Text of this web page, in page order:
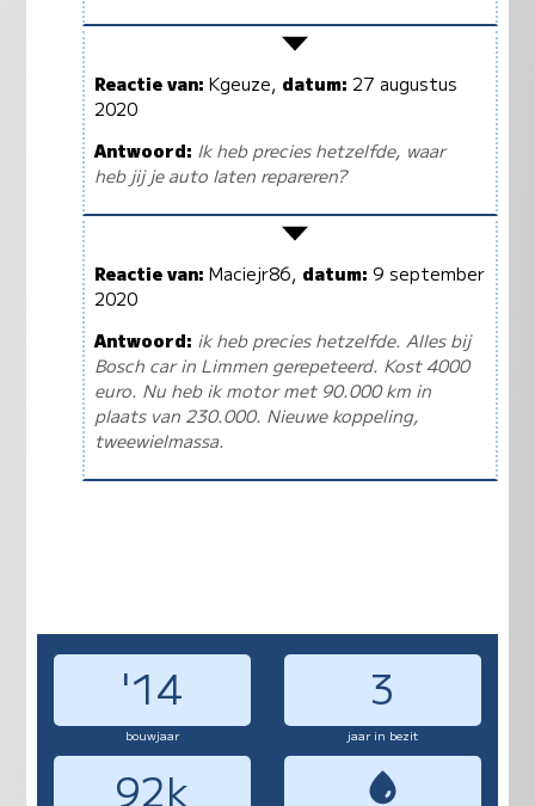
Reactie van: Kgeuze, datum: 27 augustus
2020
Antwoord: Ik heb precies hetzelfde, waar
heb jij je auto laten repareren?
Reactie van: Maciejr86, datum: 9 september
2020
Antwoord: ik heb precies hetzelfde. Alles bij
Bosch car in Limmen gerepeteerd. Kost 4000
euro. Nu heb ik motor met 90.000 km in
plaats van 230.000. Nieuwe koppeling,
tweewielmassa.
'14 3
bouwjaar jaar in bezit
92k